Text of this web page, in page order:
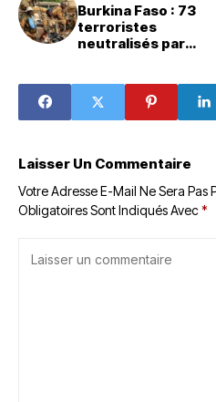
Burkina Faso : 73
terroristes
neutralisés par
Laisser Un Commentaire
Votre Adresse E-Mail Ne Sera Pas
Obligatoires Sont Indiqués Avec*